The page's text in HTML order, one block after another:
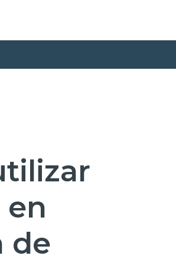
de